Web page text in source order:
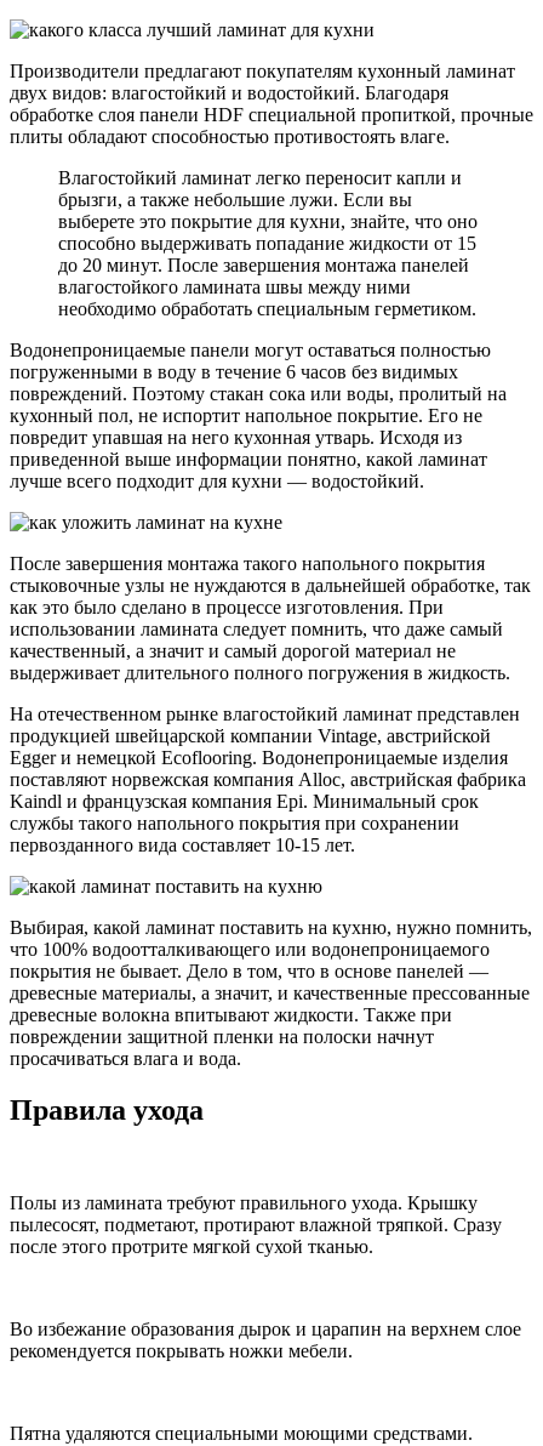
Производители предлагают покупателям кухонный ламинат
двух видов: влагостойкий и водостойкий. Благодаря
обработке слоя панели HDF специальной пропиткой, прочные
плиты обладают способностью противостоять влаге.
Влагостойкий ламинат легко переносит капли и
брызги, а также небольшие лужи. Если вы
выберете это покрытие для кухни, знайте, что оно
способно выдерживать попадание жидкости от 15
до 20 минут. После завершения монтажа панелей
влагостойкого ламината швы между ними
необходимо обработать специальным герметиком.
Водонепроницаемые панели могут оставаться полностью
погруженными в воду в течение 6 часов без видимых
повреждений. Поэтому стакан сока или воды, пролитый на
кухонный пол, не испортит напольное покрытие. Его не
повредит упавшая на него кухонная утварь. Исходя из
приведенной выше информации понятно, какой ламинат
лучше всего подходит для кухни — водостойкий.
После завершения монтажа такого напольного покрытия
стыковочные узлы не нуждаются в дальнейшей обработке, так
как это было сделано в процессе изготовления. При
использовании ламината следует помнить, что даже самый
качественный, а значит и самый дорогой материал не
выдерживает длительного полного погружения в жидкость.
На отечественном рынке влагостойкий ламинат представлен
продукцией швейцарской компании Vintage, австрийской
Egger и немецкой Ecoflooring. Водонепроницаемые изделия
поставляют норвежская компания Alloc, австрийская фабрика
Kaindl и французская компания Epi. Минимальный срок
службы такого напольного покрытия при сохранении
первозданного вида составляет 10-15 лет.
Выбирая, какой ламинат поставить на кухню, нужно помнить,
что 100% водоотталкивающего или водонепроницаемого
покрытия не бывает. Дело в том, что в основе панелей —
древесные материалы, а значит, и качественные прессованные
древесные волокна впитывают жидкости. Также при
повреждении защитной пленки на полоски начнут
просачиваться влага и вода.
Правила ухода
Полы из ламината требуют правильного ухода. Крышку
пылесосят, подметают, протирают влажной тряпкой. Сразу
после этого протрите мягкой сухой тканью.
Во избежание образования дырок и царапин на верхнем слое
рекомендуется покрывать ножки мебели.
Пятна удаляются специальными моющими средствами.